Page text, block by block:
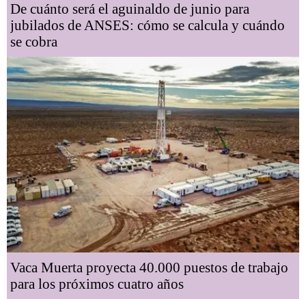
De cuánto será el aguinaldo de junio para
jubilados de ANSES: cómo se calcula y cuándo
se cobra
Vaca Muerta proyecta 40.000 puestos de trabajo
para los próximos cuatro años